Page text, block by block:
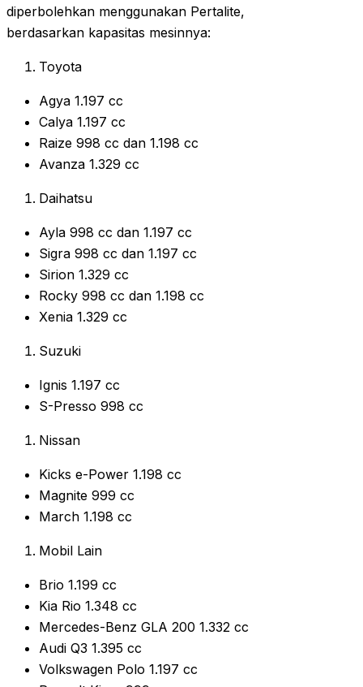
diperbolehkan menggunakan Pertalite,
berdasarkan kapasitas mesinnya:
Toyota
Agya 1.197 cc
Calya 1.197 cc
Raize 998 cc dan 1.198 cc
Avanza 1.329 cc
Daihatsu
Ayla 998 cc dan 1.197 cc
Sigra 998 cc dan 1.197 cc
Sirion 1.329 cc
Rocky 998 cc dan 1.198 cc
Xenia 1.329 cc
Suzuki
Ignis 1.197 cc
S-Presso 998 cc
Nissan
Kicks e-Power 1.198 cc
Magnite 999 cc
March 1.198 cc
Mobil Lain
Brio 1.199 cc
Kia Rio 1.348 cc
Mercedes-Benz GLA 200 1.332 cc
Audi Q3 1.395 cc
Volkswagen Polo 1.197 cc